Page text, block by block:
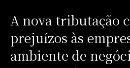
A nova tributação
prejuízos às
ambiente de